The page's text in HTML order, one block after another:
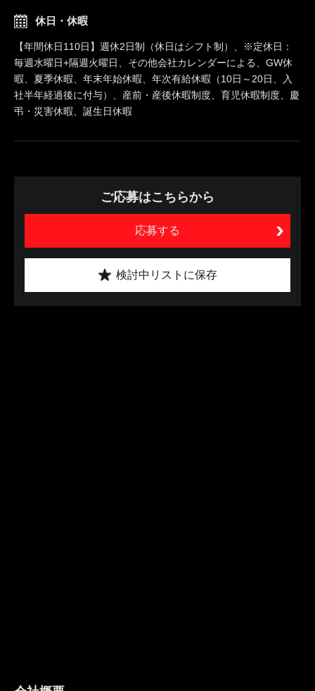
休日・休暇
【年間休日110日】週休2日制（休日はシフト制）、※定休日：
毎週水曜日+隔週火曜日、その他会社カレンダーによる、GW休
暇、夏季休暇、年末年始休暇、年次有給休暇（10日～20日、入
社半年経過後に付与）、産前・産後休暇制度、育児休暇制度、慶
弔・災害休暇、誕生日休暇
ご応募はこちらから
応募する
検討中リストに保存